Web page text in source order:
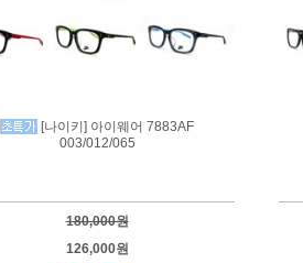
[나이키] 아이웨어 7883AF
003/012/065
180,000원
126,000원